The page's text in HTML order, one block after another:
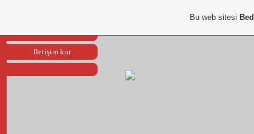
Reklam ver
Iletişim kur
Bu web sitesi